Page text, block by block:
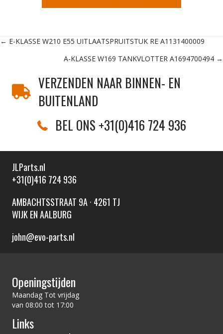
Posts
← E-KLASSE W210 E55 UITLAATSPRUITSTUK RE A1131400009
A-KLASSE W169 TANKVLOTTER A1694700494 →
VERZENDEN NAAR BINNEN- EN
BUITENLAND
BEL ONS +31(0)416 724 936
JLParts.nl
+31(0)416 724 936
AMBACHTSSTRAAT 9A · 4261 TJ
WIJK EN AALBURG
john@evo-parts.nl
Openingstijden
Maandag Tot vrijdag
van 08:00 tot 17:00
Links